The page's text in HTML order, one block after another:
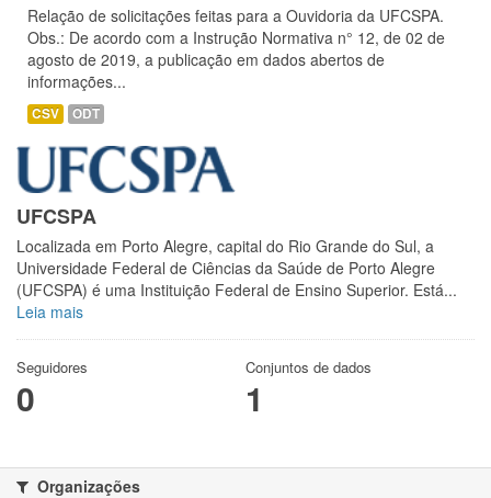
Relação de solicitações feitas para a Ouvidoria da UFCSPA.
Obs.: De acordo com a Instrução Normativa n° 12, de 02 de
agosto de 2019, a publicação em dados abertos de
informações...
CSV ODT
UFCSPA
Localizada em Porto Alegre, capital do Rio Grande do Sul, a
Universidade Federal de Ciências da Saúde de Porto Alegre
(UFCSPA) é uma Instituição Federal de Ensino Superior. Está...
Leia mais
Seguidores
0
Conjuntos de dados
1
Organizações